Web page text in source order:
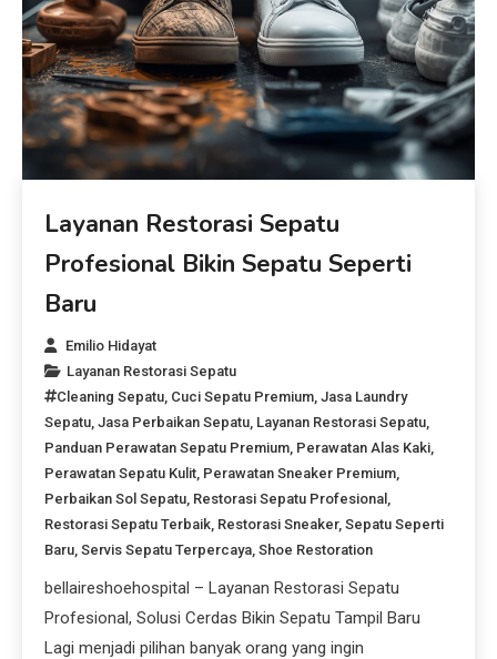
Layanan Restorasi Sepatu
Profesional Bikin Sepatu Seperti
Baru
Emilio Hidayat
Layanan Restorasi Sepatu
Cleaning Sepatu Cuci Sepatu Premium ,Jasa Laundry
Sepatu ,Jasa Perbaikan Sepatu Layanan Restorasi Sepatu
Panduan Perawatan Sepatu Premium Perawatan Alas Kaki
Perawatan Sepatu Kulit Perawatan Sneaker Premium
Perbaikan Sol Sepatu Restorasi Sepatu Profesional
Restorasi Sepatu Terbaik Restorasi Sneaker,Sepatu Seperti
Baru ,Servis Sepatu Terpercaya ,Shoe Restoration
bellaireshoehospital – Layanan Restorasi Sepatu
Profesional, Solusi Cerdas Bikin Sepatu Tampil Baru
Lagi menjadi pilihan banyak orang yang ingin